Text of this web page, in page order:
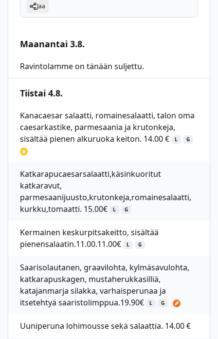
Jaa
Maanantai 3.8.
Ravintolamme on tänään suljettu.
Tiistai 4.8.
Kanacaesar salaatti, romainesalaatti, talon oma
caesarkastike, parmesaania ja krutonkeja,
sisältää pienen alkuruoka keiton. 14.00 €
L G
Katkarapucaesarsalaatti,käsinkuoritut
katkaravut,
parmesaanijuusto,krutonkeja,romainesalaatti,
kurkku,tomaatti. 15.00€
L G
Kermainen keskurpitsakeitto, sisältää
pienensalaatin.11.00.11.00€
L G
Saarisolautanen, graavilohta, kylmäsavulohta,
katkarapuskagen, mustaherukkasilliä,
katajanmarja silakka, varhaisperunaa ja
itsetehtyä saaristolimppua.19.90€
L G
Uuniperuna lohimousse sekä salaattia. 14.00 €